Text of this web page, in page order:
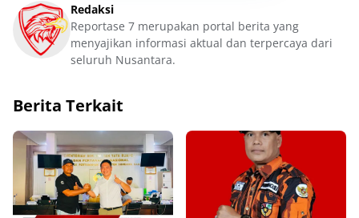
Redaksi
Reportase 7 merupakan portal berita yang
menyajikan informasi aktual dan terpercaya dari
seluruh Nusantara.
Berita Terkait